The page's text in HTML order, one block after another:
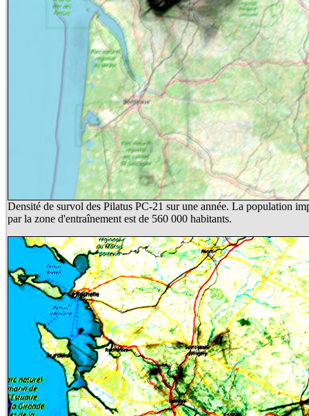
Densité de survol des Pilatus PC-21 sur une année. La population
par la zone d'entraînement est de 560 000 habitants.